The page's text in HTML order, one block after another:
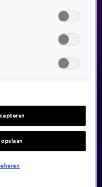
somber in, ze hebben
Met de
voor hen de